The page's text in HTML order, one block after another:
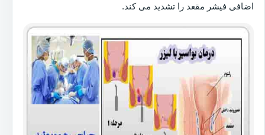
اضافی فیشر مقعد را تشدید می کند.